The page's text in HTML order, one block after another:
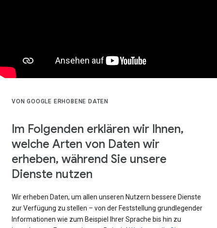
VON GOOGLE ERHOBENE DATEN
Im Folgenden erklären wir Ihnen,
welche Arten von Daten wir
erheben, während Sie unsere
Dienste nutzen
Wir erheben Daten, um allen unseren Nutzern bessere Dienste
zur Verfügung zu stellen – von der Feststellung grundlegender
Informationen wie zum Beispiel Ihrer Sprache bis hin zu